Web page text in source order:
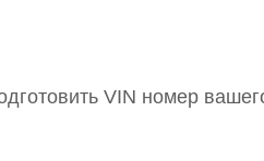
VIN номер